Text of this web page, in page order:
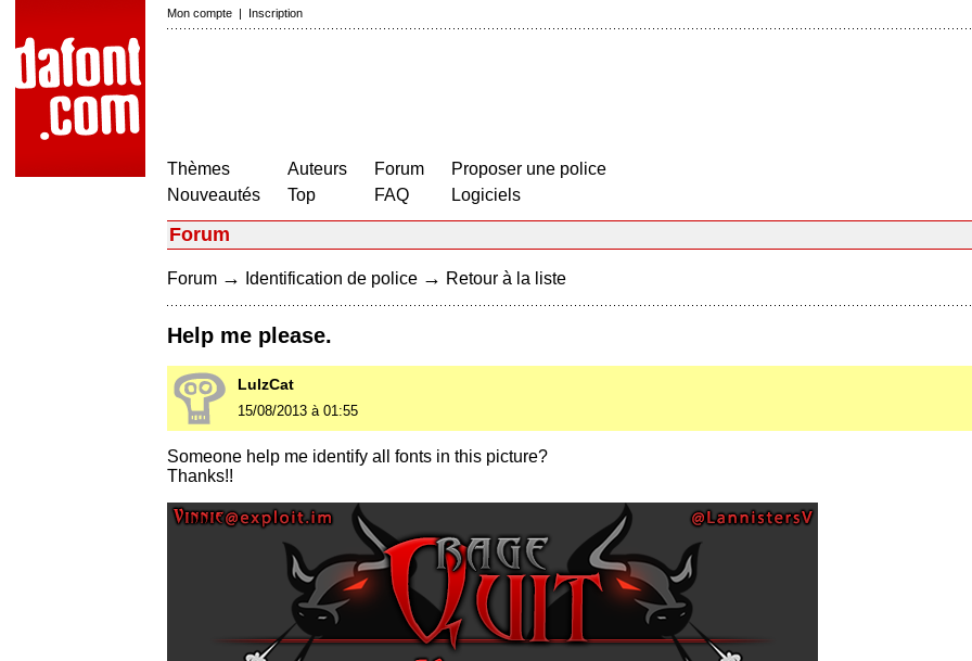
Mon compte | Inscription
Thèmes
Nouveautés
Auteurs
Top
Forum
FAQ
Proposer une police
Logiciels
Forum
Forum → Identification de police → Retour à la liste
Help me please.
LulzCat
15/08/2013 à 01:55
Someone help me identify all fonts in this picture?
Thanks!!